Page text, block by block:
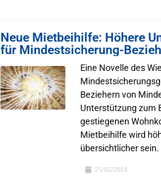
Neue Mietbeihilfe: Höhere
für Mindestsicherung-
Eine Novelle des
Beziehern von
Unterstützung zum
gestiegenen
Mietbeihilfe wird
übersichtlicher sein.
21/02/2024